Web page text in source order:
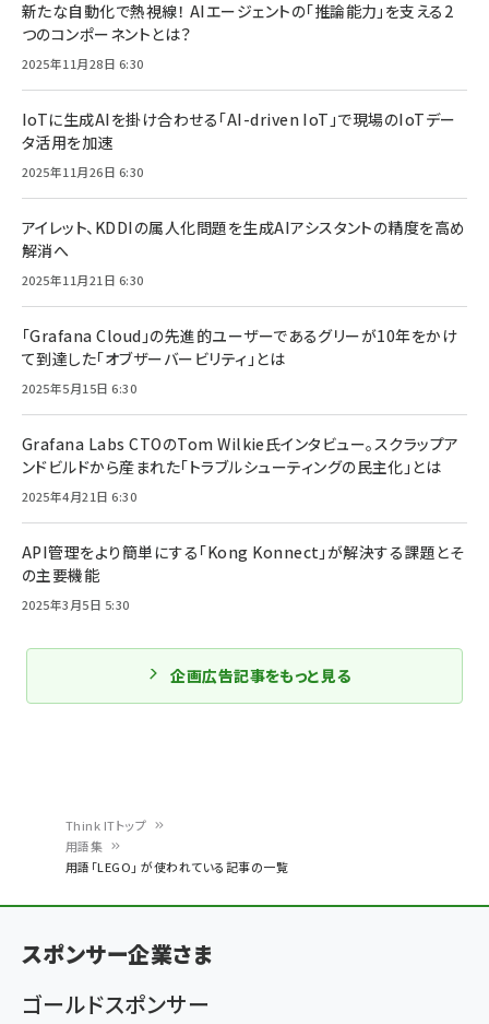
ン
く
ず
Think ITトップ
用語集
用語「LEGO」 が使われている記事の一覧
新たな自動化で熱視線！ AIエージェントの「推論能力」を支える2
つのコンポーネントとは？
2025年11月28日 6:30
IoTに生成AIを掛け合わせる「AI-driven IoT」で現場のIoTデー
タ活用を加速
2025年11月26日 6:30
アイレット、KDDIの属人化問題を生成AIアシスタントの精度を高め
解消へ
2025年11月21日 6:30
「Grafana Cloud」の先進的ユーザーであるグリーが10年をかけ
て到達した「オブザーバービリティ」とは
2025年5月15日 6:30
Grafana Labs CTOのTom Wilkie氏インタビュー。スクラップア
ンドビルドから産まれた「トラブルシューティングの民主化」とは
2025年4月21日 6:30
API管理をより簡単にする「Kong Konnect」が解決する課題とそ
の主要機能
2025年3月5日 5:30
企画広告記事をもっと見る
スポンサー企業さま
ゴールドスポンサー